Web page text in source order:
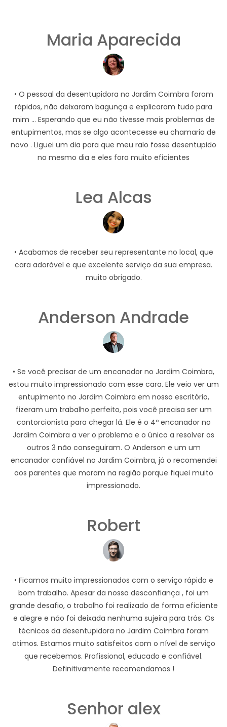
Maria Aparecida
• O pessoal da desentupidora no Jardim Coimbra foram
rápidos, não deixaram bagunça e explicaram tudo para
mim ... Esperando que eu não tivesse mais problemas de
entupimentos, mas se algo acontecesse eu chamaria de
novo . Liguei um dia para que meu ralo fosse desentupido
no mesmo dia e eles fora muito eficientes
Lea Alcas
• Acabamos de receber seu representante no local, que
cara adorável e que excelente serviço da sua empresa.
muito obrigado.
Anderson Andrade
• Se você precisar de um encanador no Jardim Coimbra,
estou muito impressionado com esse cara. Ele veio ver um
entupimento no Jardim Coimbra em nosso escritório,
fizeram um trabalho perfeito, pois você precisa ser um
contorcionista para chegar lá. Ele é o 4º encanador no
Jardim Coimbra a ver o problema e o único a resolver os
outros 3 não conseguiram. O Anderson e um um
encanador confiável no Jardim Coimbra, já o recomendei
aos parentes que moram na região porque fiquei muito
impressionado.
Robert
• Ficamos muito impressionados com o serviço rápido e
bom trabalho. Apesar da nossa desconfiança , foi um
grande desafio, o trabalho foi realizado de forma eficiente
e alegre e não foi deixada nenhuma sujeira para trás. Os
técnicos da desentupidora no Jardim Coimbra foram
otimos. Estamos muito satisfeitos com o nível de serviço
que recebemos. Profissional, educado e confiável.
Definitivamente recomendamos !
Senhor alex